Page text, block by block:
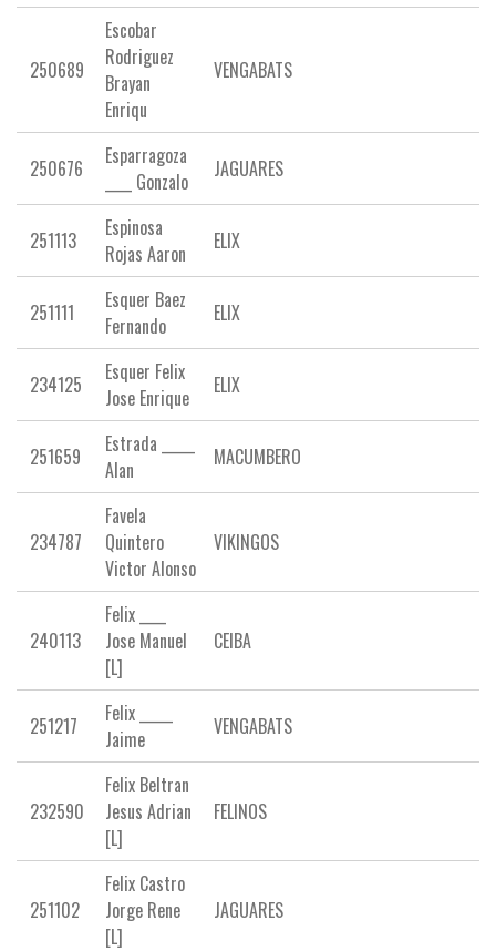
250689
Escobar
Rodriguez
Brayan
Enriqu
VENGABATS
250676
Esparragoza
____ Gonzalo
JAGUARES
251113
Espinosa
Rojas Aaron
ELIX
251111
Esquer Baez
Fernando
ELIX
234125
Esquer Felix
Jose Enrique
ELIX
251659
Estrada _____
Alan
MACUMBERO
234787
Favela
Quintero
Victor Alonso
VIKINGOS
240113
Felix ____
Jose Manuel
[L]
CEIBA
251217
Felix _____
Jaime
VENGABATS
232590
Felix Beltran
Jesus Adrian
[L]
FELINOS
251102
Felix Castro
Jorge Rene
[L]
JAGUARES